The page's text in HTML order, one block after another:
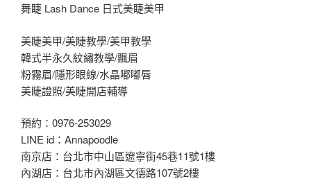
舞睫 Lash Dance 日式美睫美甲
美睫美甲/美睫教學/美甲教學
韓式半永久紋繡教學/飄眉
粉霧眉/隱形眼線/水晶嘟嘟唇
美睫證照/美睫開店輔導
預約：0976-253029
LINE id：Annapoodle
南京店：台北市中山區遼寧街45巷11號1樓
內湖店：台北市內湖區文德路107號2樓